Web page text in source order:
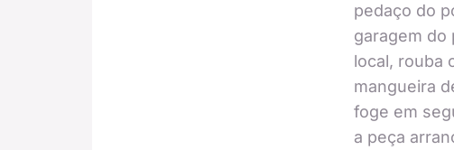
pedaço do
garagem do
local, rouba
mangueira
foge em
a peça